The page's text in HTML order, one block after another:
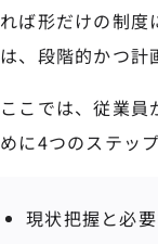
れば形だけの制度
は、段階的かつ計
ここでは、従業
めに4つのステッ
現状把握と必